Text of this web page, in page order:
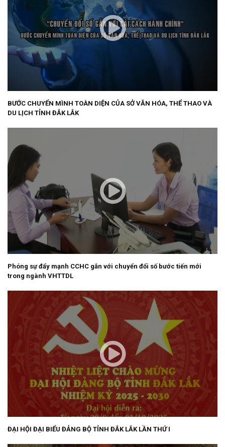
BƯỚC CHUYỂN MÌNH TOÀN DIỆN CỦA SỞ VĂN HÓA, THỂ THAO VÀ
DU LỊCH TỈNH ĐẮK LẮK
Phóng sự đẩy mạnh CCHC gắn với chuyển đổi số bước tiến mới
trong ngành VHTTDL
ĐẠI HỘI ĐẠI BIỂU ĐẢNG BỘ TỈNH ĐẮK LẮK LẦN THỨ I